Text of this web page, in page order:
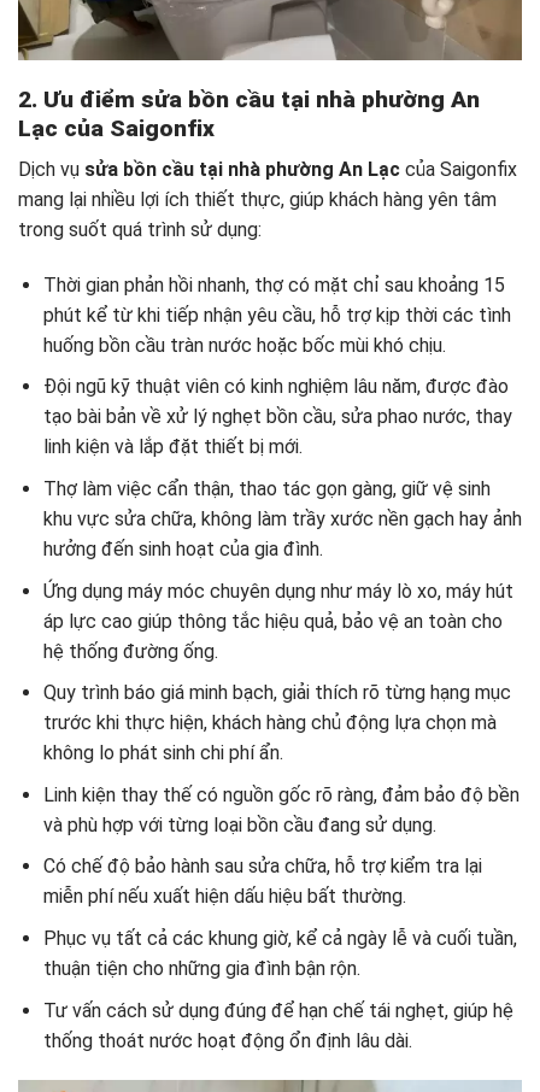
2. Ưu điểm sửa bồn cầu tại nhà phường An
Lạc của Saigonfix
Dịch vụ sửa bồn cầu tại nhà phường An Lạc của Saigonfix
mang lại nhiều lợi ích thiết thực, giúp khách hàng yên tâm
trong suốt quá trình sử dụng:
Thời gian phản hồi nhanh, thợ có mặt chỉ sau khoảng 15
phút kể từ khi tiếp nhận yêu cầu, hỗ trợ kịp thời các tình
huống bồn cầu tràn nước hoặc bốc mùi khó chịu.
Đội ngũ kỹ thuật viên có kinh nghiệm lâu năm, được đào
tạo bài bản về xử lý nghẹt bồn cầu, sửa phao nước, thay
linh kiện và lắp đặt thiết bị mới.
Thợ làm việc cẩn thận, thao tác gọn gàng, giữ vệ sinh
khu vực sửa chữa, không làm trầy xước nền gạch hay ảnh
hưởng đến sinh hoạt của gia đình.
Ứng dụng máy móc chuyên dụng như máy lò xo, máy hút
áp lực cao giúp thông tắc hiệu quả, bảo vệ an toàn cho
hệ thống đường ống.
Quy trình báo giá minh bạch, giải thích rõ từng hạng mục
trước khi thực hiện, khách hàng chủ động lựa chọn mà
không lo phát sinh chi phí ẩn.
Linh kiện thay thế có nguồn gốc rõ ràng, đảm bảo độ bền
và phù hợp với từng loại bồn cầu đang sử dụng.
Có chế độ bảo hành sau sửa chữa, hỗ trợ kiểm tra lại
miễn phí nếu xuất hiện dấu hiệu bất thường.
Phục vụ tất cả các khung giờ, kể cả ngày lễ và cuối tuần,
thuận tiện cho những gia đình bận rộn.
Tư vấn cách sử dụng đúng để hạn chế tái nghẹt, giúp hệ
thống thoát nước hoạt động ổn định lâu dài.